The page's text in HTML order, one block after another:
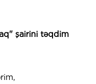
şairini təqdim